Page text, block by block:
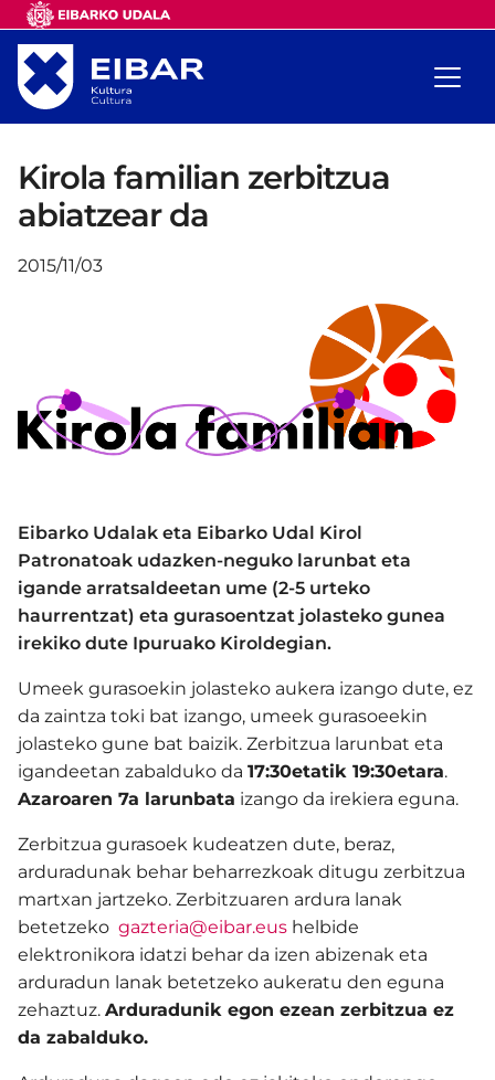
Kirola familian zerbitzua
abiatzear da
2015/11/03
Eibarko Udalak eta Eibarko Udal Kirol
Patronatoak udazken-neguko larunbat eta
igande arratsaldeetan ume (2-5 urteko
haurrentzat) eta gurasoentzat jolasteko gunea
irekiko dute Ipuruako Kiroldegian.
Umeek gurasoekin jolasteko aukera izango dute, ez
da zaintza toki bat izango, umeek gurasoeekin
jolasteko gune bat baizik. Zerbitzua larunbat eta
igandeetan zabalduko da 17:30etatik 19:30etara.
Azaroaren 7a larunbata izango da irekiera eguna.
Zerbitzua gurasoek kudeatzen dute, beraz,
arduradunak behar beharrezkoak ditugu zerbitzua
martxan jartzeko. Zerbitzuaren ardura lanak
betetzeko gazteria@eibar.eus helbide
elektronikora idatzi behar da izen abizenak eta
arduradun lanak betetzeko aukeratu den eguna
zehaztuz. Arduradunik egon ezean zerbitzua ez
da zabalduko.